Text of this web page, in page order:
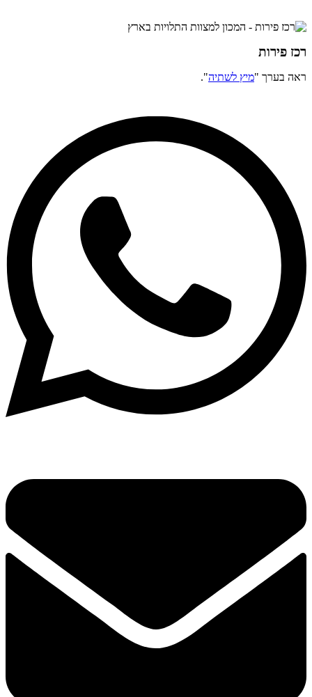
רכז פירות
ראה בערך "מיץ לשתיה".